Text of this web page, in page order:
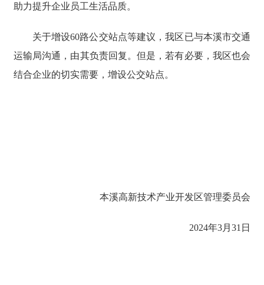
助力提升企业员工生活品质。
关于增设60路公交站点等建议，我区已与本溪市交通
运输局沟通，由其负责回复。但是，若有必要，我区也会
结合企业的切实需要，增设公交站点。
本溪高新技术产业开发区管理委员会
2024年3月31日